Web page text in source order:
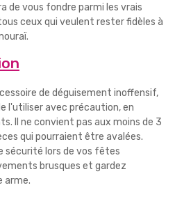
vous fondre parmi les vrais
ceux qui veulent rester fidèles à
de déguisement inoffensif,
l'utiliser avec précaution, en
Il ne convient pas aux moins de 3
qui pourraient être avalées.
sécurité lors de vos fêtes
brusques et gardez
arme.